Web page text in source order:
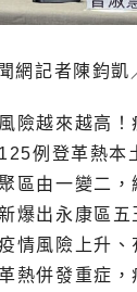
網記者陳鈞凱
險越來越高
例登革熱本
區由一變二
爆出永康區
情風險上升、
熱併發重症